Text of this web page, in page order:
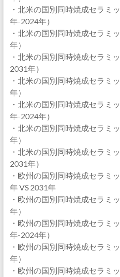
・北米の国別同時焼成セラミ
年-2024年）
・北米の国別同時焼成セラミ
年）
・北米の国別同時焼成セラミ
2031年）
・北米の国別同時焼成セラミ
年）
・北米の国別同時焼成セラミ
年-2024年）
・北米の国別同時焼成セラミ
年）
・北米の国別同時焼成セラミ
2031年）
・欧州の国別同時焼成セラミ
年 VS 2031年
・欧州の国別同時焼成セラミ
年）
・欧州の国別同時焼成セラミ
年-2024年）
・欧州の国別同時焼成セラミ
年）
・欧州の国別同時焼成セラミ